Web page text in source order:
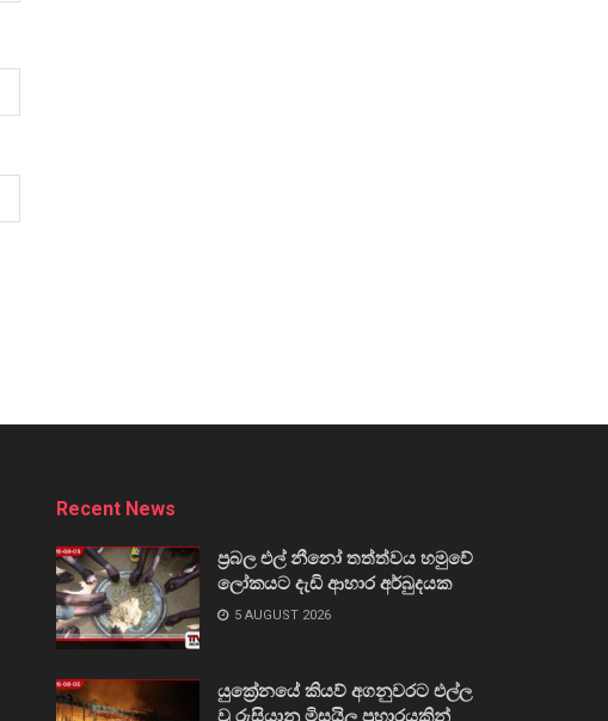
Recent News
ප්‍රබල එල් නීනෝ තත්ත්වය හමුවේ
ලෝකයට දැඩි ආහාර අර්බුදයක
5 AUGUST 2026
යුක්‍රේනයේ කියව් අගනුවරට එල්ල
වූ රුසියානු මිසයිල ප්‍රහාරයකින්